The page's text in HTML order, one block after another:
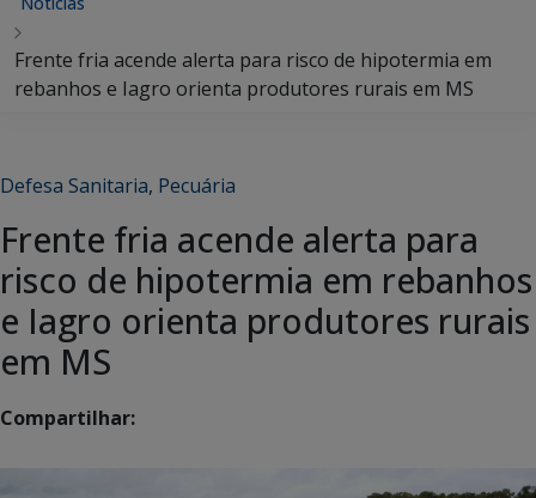
Frente fria acende alerta para risco de hipotermia em
rebanhos e Iagro orienta produtores rurais em MS
Defesa Sanitaria, Pecuária
Frente fria acende alerta para
risco de hipotermia em rebanhos
e Iagro orienta produtores rurais
em MS
Compartilhar: